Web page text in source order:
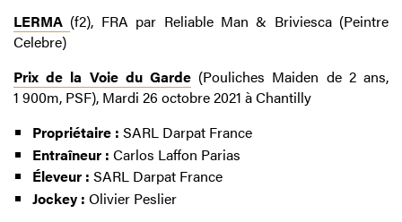
LERMA (f2), FRA par Reliable Man & Briviesca (Peintre
Celebre)
Prix de la Voie du Garde (Pouliches Maiden de 2 ans,
1 900m, PSF), Mardi 26 octobre 2021 à Chantilly
Propriétaire : SARL Darpat France
Entraîneur : Carlos Laffon Parias
Éleveur : SARL Darpat France
Jockey : Olivier Peslier